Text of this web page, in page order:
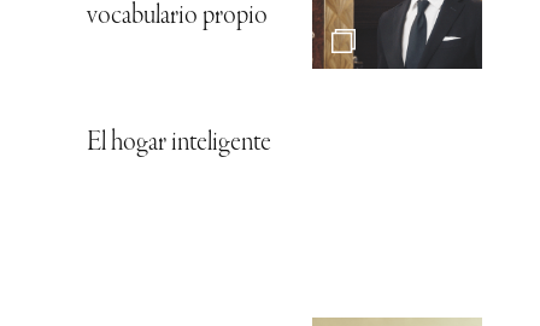
vocabulario propio
El hogar inteligente